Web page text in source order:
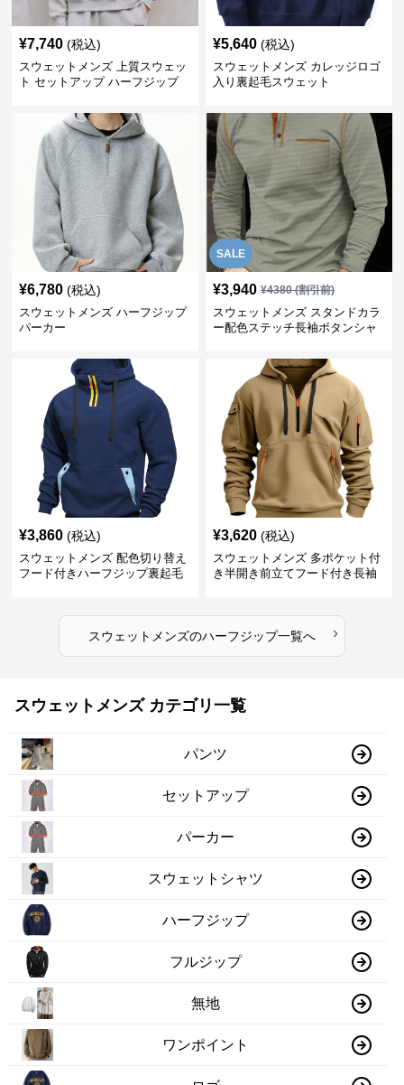
¥7,740 (税込)
スウェットメンズ 上質スウェッ
ト セットアップ ハーフジップ
¥5,640 (税込)
スウェットメンズ カレッジロゴ
入り裏起毛スウェット
¥6,780 (税込)
スウェットメンズ ハーフジップ
パーカー
SALE
¥3,940 ¥4380(割引前)
スウェットメンズ スタンドカラ
ー配色ステッチ長袖ボタンシャ
¥3,860 (税込)
スウェットメンズ 配色切り替え
フード付きハーフジップ裏起毛
¥3,620 (税込)
スウェットメンズ 多ポケット付
き半開き前立てフード付き長袖
スウェットメンズのハーフジップ一覧へ ›
スウェットメンズ カテゴリ一覧
パンツ
セットアップ
パーカー
スウェットシャツ
ハーフジップ
フルジップ
無地
ワンポイント